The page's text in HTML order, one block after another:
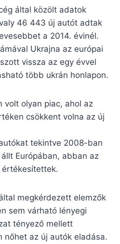
által közölt adatok
46 443 új autót adtak
a 2014. évinél.
Ukrajna az európai
vissza az egy évvel
több ukrán honlapon.
volt olyan piac, ahol az
csökkent volna az új
tekintve 2008-ban
Európában, abban az
megkérdezett elemzők
sem várható lényegi
tényező mellett
nőhet az új autók eladása.